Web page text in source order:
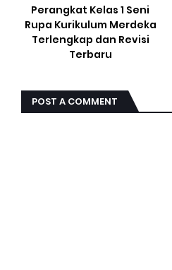
Perangkat Kelas 1 Seni
Rupa Kurikulum Merdeka
Terlengkap dan Revisi
Terbaru
POST A COMMENT